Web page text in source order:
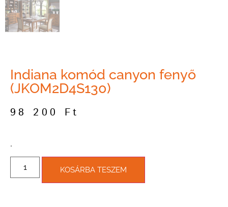
Indiana komód canyon fenyő
(JKOM2D4S130)
98 200 Ft
­.
KOSÁRBA TESZEM